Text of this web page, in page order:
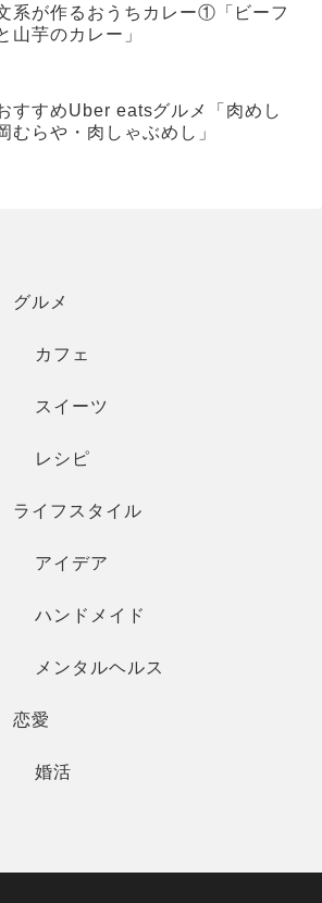
系が作るおうちカレー①「ビーフ
山芋のカレー」
すすめUber eatsグルメ「肉めし
むらや・肉しゃぶめし」
グルメ
カフェ
スイーツ
レシピ
ライフスタイル
アイデア
ハンドメイド
メンタルヘルス
恋愛
婚活